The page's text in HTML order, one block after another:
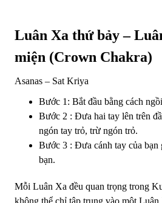
Luân Xa thứ bảy –
miện (Crown Chakra)
Asanas – Sat Kriya
Bước 1: Bắt đầu bằng cách
Bước 2 : Đưa hai tay lên trên
ngón tay trỏ, trừ ngón trỏ.
Bước 3 : Đưa cánh tay của bạn
bạn.
Mỗi Luân Xa đều quan trọng trong
không thể chỉ tập trung vào một Luân